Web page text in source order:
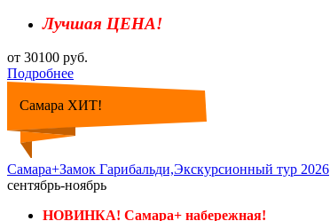
Лучшая ЦЕНА!
от 30100 руб.
Подробнее
Самара ХИТ!
Самара+Замок Гарибальди,Экскурсионный тур 2026
сентябрь-ноябрь
НОВИНКА! Самара+ набережная!